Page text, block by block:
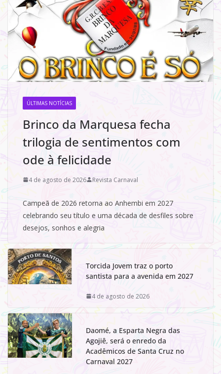
ÚLTIMAS NOTÍCIAS
Brinco da Marquesa fecha
trilogia de sentimentos com
ode à felicidade
4 de agosto de 2026 Revista Carnaval
Campeã de 2026 retorna ao Anhembi em 2027
celebrando seu título e uma década de desfiles sobre
desejos, sonhos e alegria
Torcida Jovem traz o porto
santista para a avenida em 2027
4 de agosto de 2026
Daomé, a Esparta Negra das
Agojiê, será o enredo da
Acadêmicos de Santa Cruz no
Carnaval 2027